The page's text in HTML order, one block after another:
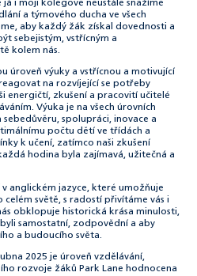
i moji kolegové neustále snažíme
a týmového ducha ve všech
aby každý žák získal dovednosti a
sebejistým, vstřícným a
kolem nás.
úroveň výuky a vstřícnou a motivující
na rozvíjející se potřeby
energičtí, zkušení a pracovití učitelé
Výuka je na všech úrovních
spolupráci, inovace a
počtu dětí ve třídách a
k učení, zatímco naši zkušení
hodina byla zajímavá, užitečná a
anglickém jazyce, které umožňuje
světě, s radostí přivítáme vás i
obklopuje historická krása minulosti,
samostatní, zodpovědní a aby
a budoucího světa.
2025 je úroveň vzdělávání,
rozvoje žáků Park Lane hodnocena